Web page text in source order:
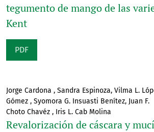
tegumento de mango de las
Kent
PDF
Jorge Cardona , Sandra Espinoza, Vilma L.
Gómez , Syomora G. Insuasti Benítez, Juan F.
Choto Chavéz , Iris L. Cab Molina
Revalorización de cáscara y